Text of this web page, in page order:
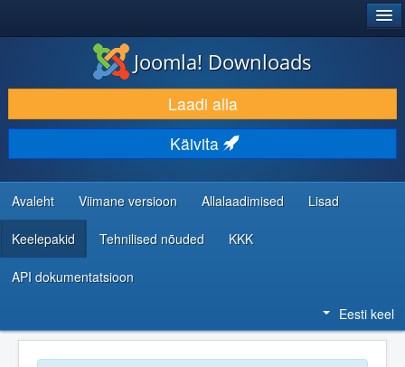
LAADI ALLA JA LAIENDA
AVASTA JA ÕPI
KOGUKOND JA KASUTAJATUGI
RESSURSID ARENDAJATELE
Joomla! Downloads
Laadi alla
Käivita
Avaleht Viimane versioon Allalaadimised Lisad
Keelepakid Tehnilised nõuded KKK
API dokumentatsioon
Eesti keel